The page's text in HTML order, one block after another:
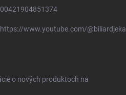
00421904851374
https://www.youtube.com/@biliardjeka
o nových produktoch na